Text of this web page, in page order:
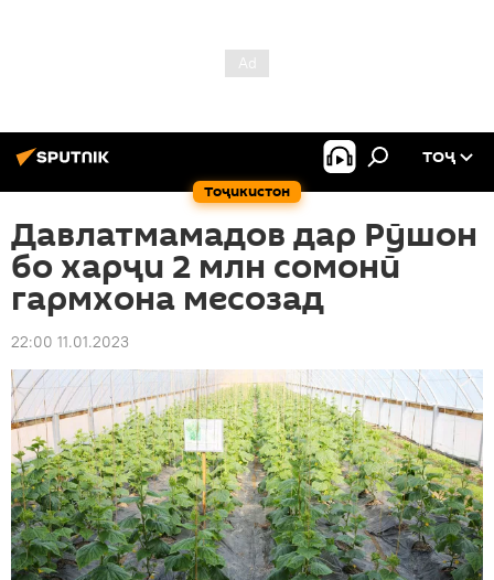
Тоҷикистон
ТОҶ
Давлатмамадов дар Рӯшон
бо харҷи 2 млн сомонӣ
гармхона месозад
22:00 11.01.2023